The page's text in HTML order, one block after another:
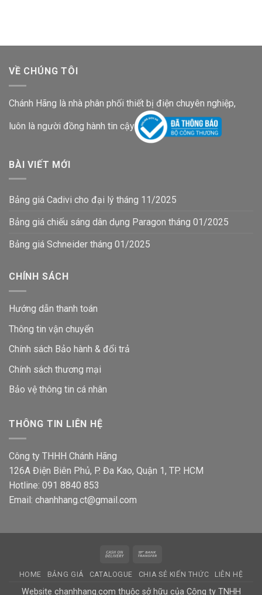
VỀ CHÚNG TÔI
Chánh Hãng là nhà phân phối thiết bị điện chuyên nghiệp,
luôn là người đồng hành tin cậy
BÀI VIẾT MỚI
Bảng giá Cadivi cho đại lý tháng 11/2025
Bảng giá chiếu sáng dân dụng Paragon tháng 01/2025
Bảng giá Schneider tháng 01/2025
CHÍNH SÁCH
Hướng dẫn thanh toán
Thông tin vận chuyển
Chính sách Bảo hành & đổi trả
Chính sách thương mại
Bảo vệ thông tin cá nhân
THÔNG TIN LIÊN HỆ
Công ty THHH Chánh Hãng
126A Điện Biên Phủ, P. Đa Kao, Quận 1, TP. HCM
Hotline: 091 8840 853
Email: chanhhang.ct@gmail.com
Cash
Delivery
HOME BẢNG GIÁ CATALOGUE CHIA SẺ KIẾN THỨC LIÊN HỆ
Website chanhhang.com thuộc sở hữu của Công ty TNHH